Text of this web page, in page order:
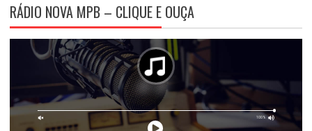
RÁDIO NOVA MPB – CLIQUE E OUÇA